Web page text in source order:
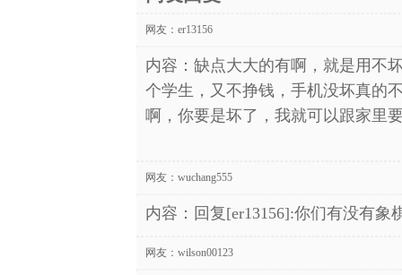
网友： er13156
内容：缺点大大的有啊，就是用不
个学生，又不挣钱，手机没坏真的
啊，你要是坏了，我就可以跟家里
网友： wuchang555
内容：回复[er13156]:你们有没有象
网友： wilson00123